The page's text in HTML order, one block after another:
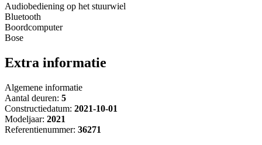
Audiobediening op het stuurwiel
Bluetooth
Boordcomputer
Bose
Extra informatie
Algemene informatie
Aantal deuren: 5
Constructiedatum: 2021-10-01
Modeljaar: 2021
Referentienummer: 36271